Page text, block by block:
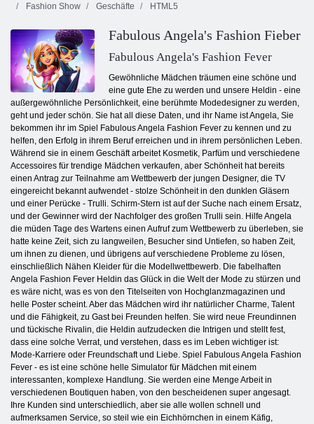
Fashion Show
Geschäfte HTML5
Fabulous Angela's Fashion Fieber
Fabulous Angela's Fashion Fever
Gewöhnliche Mädchen träumen eine schöne und
eine gute Ehe zu werden und unsere Heldin - eine
außergewöhnliche Persönlichkeit, eine berühmte Modedesigner zu werden,
geht und jeder schön. Sie hat all diese Daten, und ihr Name ist Angela, Sie
bekommen ihr im Spiel Fabulous Angela Fashion Fever zu kennen und zu
helfen, den Erfolg in ihrem Beruf erreichen und in ihrem persönlichen Leben.
Während sie in einem Geschäft arbeitet Kosmetik, Parfüm und verschiedene
Accessoires für trendige Mädchen verkaufen, aber Schönheit hat bereits
einen Antrag zur Teilnahme am Wettbewerb der jungen Designer, die TV
eingereicht bekannt aufwendet - stolze Schönheit in den dunklen Gläsern
und einer Perücke - Trulli. Schirm-Stern ist auf der Suche nach einem Ersatz,
und der Gewinner wird der Nachfolger des großen Trulli sein. Hilfe Angela
die müden Tage des Wartens einen Aufruf zum Wettbewerb zu überleben, sie
hatte keine Zeit, sich zu langweilen, Besucher sind Untiefen, so haben Zeit,
um ihnen zu dienen, und übrigens auf verschiedene Probleme zu lösen,
einschließlich Nähen Kleider für die Modellwettbewerb. Die fabelhaften
Angela Fashion Fever Heldin das Glück in die Welt der Mode zu stürzen und
es wäre nicht, was es von den Titelseiten von Hochglanzmagazinen und
helle Poster scheint. Aber das Mädchen wird ihr natürlicher Charme, Talent
und die Fähigkeit, zu Gast bei Freunden helfen. Sie wird neue Freundinnen
und tückische Rivalin, die Heldin aufzudecken die Intrigen und stellt fest,
dass eine solche Verrat, und verstehen, dass es im Leben wichtiger ist:
Mode-Karriere oder Freundschaft und Liebe. Spiel Fabulous Angela Fashion
Fever - es ist eine schöne helle Simulator für Mädchen mit einem
interessanten, komplexe Handlung. Sie werden eine Menge Arbeit in
verschiedenen Boutiquen haben, von den bescheidenen super angesagt.
Ihre Kunden sind unterschiedlich, aber sie alle wollen schnell und
aufmerksamen Service, so steil wie ein Eichhörnchen in einem Käfig,